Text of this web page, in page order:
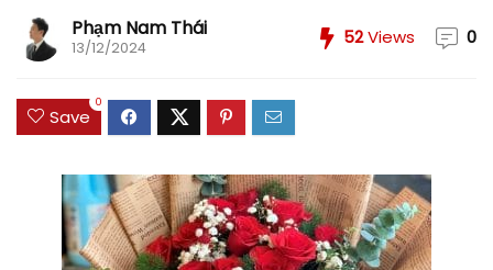
Phạm Nam Thái
13/12/2024 52Views 0
Save
0